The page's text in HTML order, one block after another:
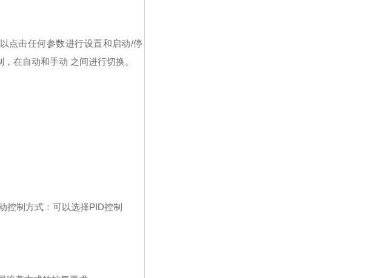
点击任何参数进行设置和启动/停
在自动和手动 之间进行切换。
控制方式：可以选择PID控制